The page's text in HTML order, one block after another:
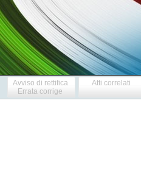
Avviso di rettifica
Errata corrige
Atti correlati